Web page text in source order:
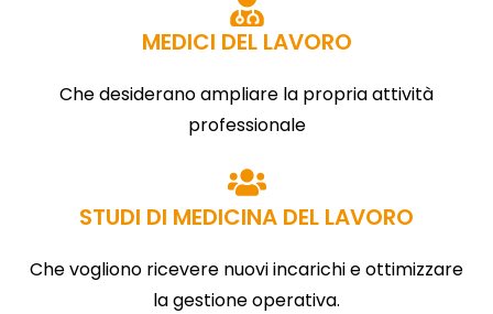
MEDICI DEL LAVORO
Che desiderano ampliare la propria attività
professionale
STUDI DI MEDICINA DEL LAVORO
Che vogliono ricevere nuovi incarichi e ottimizzare
la gestione operativa.